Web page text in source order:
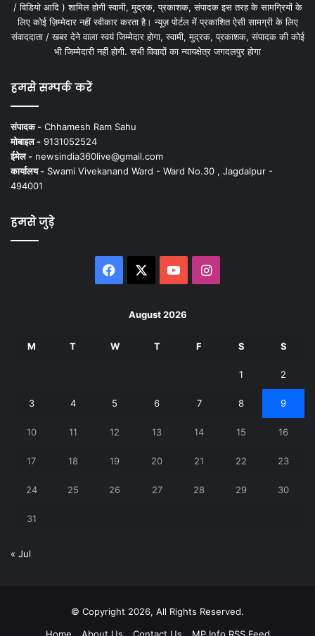
/ विडियो आदि ) शामिल होगी स्वामी, मुद्रक, प्रकाशक, संपादक इस तरह के सामग्रियों के
लिए कोई ज़िम्मेदार नहीं स्वीकार करता है। न्यूज़ पोर्टल में प्रकाशित ऐसी सामग्री के लिए
संवाददाता / खबर देने वाला स्वयं जिम्मेदार होगा, स्वामी, मुद्रक, प्रकाशक, संपादक की कोई
भी जिम्मेदारी नहीं होगी. सभी विवादों का न्यायक्षेत्र जगदलपुर होगा
हमसे सम्पर्क करें
संपादक - Chhamesh Ram Sahu
मोबाइल - 9131052524
ईमेल - newsindia360live@gmail.com
कार्यालय - Swami Vivekanand Ward - Ward No.30 , Jagdalpur -
494001
हमसे जुड़े
Facebook YouTubeInstagram
August 2026
M T W T F S S
1 2
3 4 5 6 7 8 9
10 11 12 13 14 15 16
17 18 19 20 21 22 23
24 25 26 27 28 29 30
31
« Jul
© Copyright 2026, All Rights Reserved.